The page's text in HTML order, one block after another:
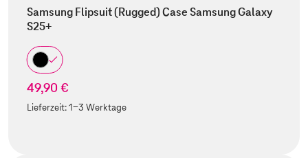
Samsung Flipsuit (Rugged) Case Samsung Galaxy
S25+
49,90 €
Lieferzeit:1-3 Werktage